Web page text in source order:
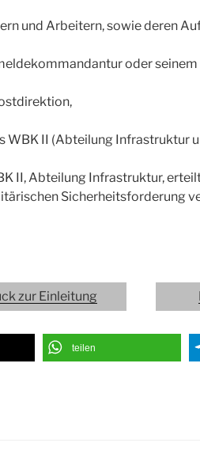
und Arbeitern, sowie deren
oder seinem
WBK II (Abteilung Infrastruktur
II, Abteilung Infrastruktur,
Sicherheitsforderung
zur Einleitung
teilen